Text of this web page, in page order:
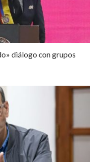
diálogo con grupos